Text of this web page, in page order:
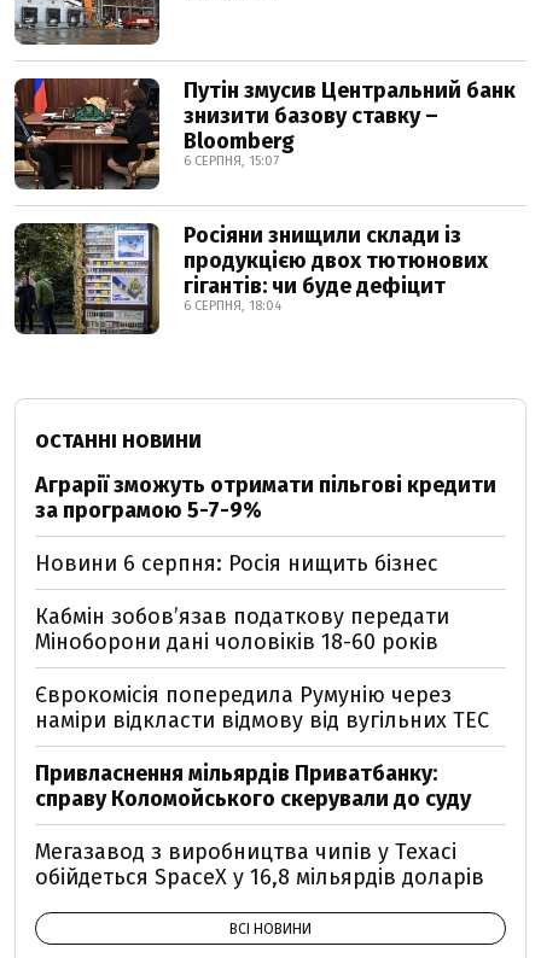
Путін змусив Центральний банк
знизити базову ставку –
Bloomberg
6 СЕРПНЯ, 15:07
Росіяни знищили склади із
продукцією двох тютюнових
гігантів: чи буде дефіцит
6 СЕРПНЯ, 18:04
ОСТАННІ НОВИНИ
Аграрії зможуть отримати пільгові кредити
за програмою 5-7-9%
Новини 6 серпня: Росія нищить бізнес
Кабмін зобовʼязав податкову передати
Міноборони дані чоловіків 18-60 років
Єврокомісія попередила Румунію через
наміри відкласти відмову від вугільних ТЕС
Привласнення мільярдів Приватбанку:
справу Коломойського скерували до суду
Мегазавод з виробництва чипів у Техасі
обійдеться SpaceX у 16,8 мільярдів доларів
ВСІ НОВИНИ